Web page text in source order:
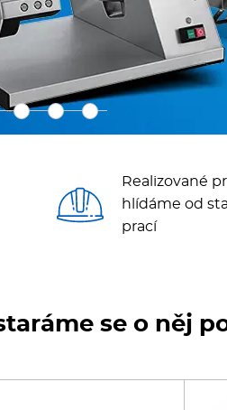
Realizované
hlídáme od
prací
se o něj